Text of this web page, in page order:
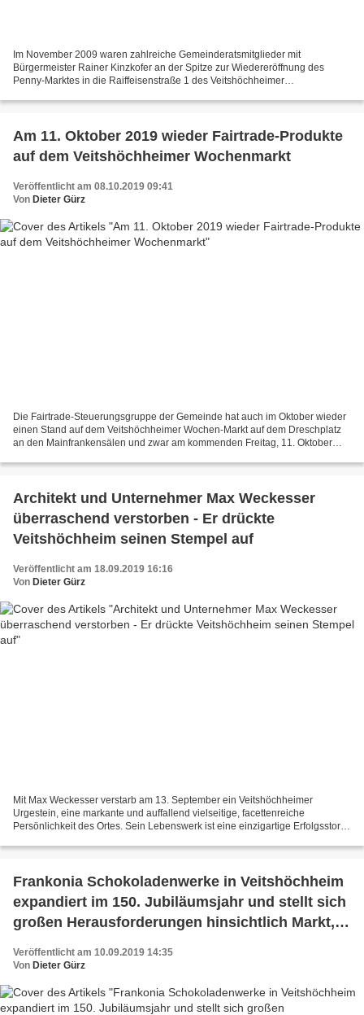
Im November 2009 waren zahlreiche Gemeinderatsmitglieder mit
Bürgermeister Rainer Kinzkofer an der Spitze zur Wiedereröffnung des
Penny-Marktes in die Raiffeisenstraße 1 des Veitshöchheimer
Verantwortlichen...
Am 11. Oktober 2019 wieder Fairtrade-Produkte
auf dem Veitshöchheimer Wochenmarkt
Veröffentlicht am 08.10.2019 09:41
Von Dieter Gürz
Die Fairtrade-Steuerungsgruppe der Gemeinde hat auch im Oktober wieder
einen Stand auf dem Veitshöchheimer Wochen-Markt auf dem Dreschplatz
an den Mainfrankensälen und zwar am kommenden Freitag, 11. Oktober
Architekt und Unternehmer Max Weckesser
überraschend verstorben - Er drückte
Veitshöchheim seinen Stempel auf
Veröffentlicht am 18.09.2019 16:16
Von Dieter Gürz
Mit Max Weckesser verstarb am 13. September ein Veitshöchheimer
Urgestein, eine markante und auffallend vielseitige, facettenreiche
Persönlichkeit des Ortes. Sein Lebenswerk ist eine einzigartige Erfolgsstory.
Frankonia Schokoladenwerke in Veitshöchheim
expandiert im 150. Jubiläumsjahr und stellt sich
großen Herausforderungen hinsichtlich Markt,
Veröffentlicht am 10.09.2019 14:35
Von Dieter Gürz